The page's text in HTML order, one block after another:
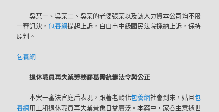
吳某一、吳某二、吳某的老婆張某以及該人力資本公司均不服
一審訊決，包養網提起上訴，白山市中級國民法院採納上訴，保持
原判。
包養網
退休職員再失業勞務膠葛需統籌法令與公正
本案一審法官庭后表現，跟著老齡化包養網社會到來，姑且包
養網用工和退休職員再失業景象日益廣泛。本案中，家眷主意逝世